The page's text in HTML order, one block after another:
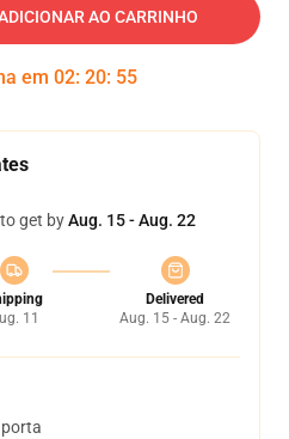
AO CARRINHO
em 02: 20: 54
get byAug. 15 - Aug. 22
11
Delivered
Aug. 15 - Aug. 22